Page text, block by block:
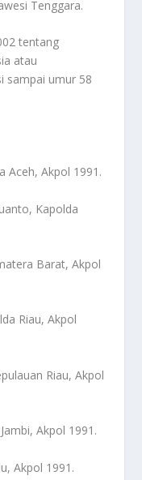
Tenggara.
tentang
atau
sampai umur 58
Aceh, Akpol 1991.
Kapolda
Barat, Akpol
Riau, Akpol
Riau, Akpol
Akpol 1991.
Akpol 1991.